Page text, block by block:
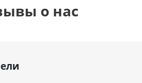
о нас